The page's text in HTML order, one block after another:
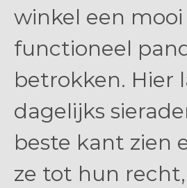
winkel een mooi
functioneel
betrokken. Hier
dagelijks
beste kant zien
ze tot hun